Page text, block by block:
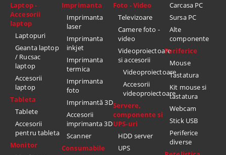
Laptop -
Accesorii
laptop
Laptopuri
Geanta laptop
/ Rucsac
laptop
Accesorii
laptop
Tableta
Tablete
Accesorii
pentru tableta
Monitor
Imprimanta
Imprimanta
laser
Imprimanta
inkjet
Imprimanta
termica
Imprimanta
foto
Imprimantă 3D
Accesorii
imprimanta 3D
Scanner
Consumabile
Foto - Video
Televizoare
Camere foto -
video
Videoproiectoare
si accesorii
Videoproiectoare
Accesorii
videoproiectoare
Servere,
componente si
UPS-uri
HDD server
UPS
Carcasa PC
Sursa PC
Alte
componente
Periferice
Mouse
Tastatura
Kit mouse si
tastatura
Webcam
Stick USB
Periferice
diverse